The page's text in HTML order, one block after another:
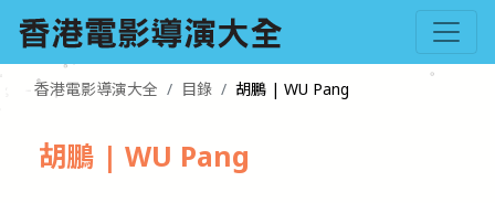
香港電影導演大全 目錄 胡鵬 | WU Pang
胡鵬 | WU Pang